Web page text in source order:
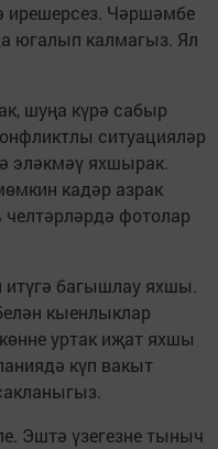
Чәршәмбе
югалып калмагыз. Ял
шуңа күрә сабыр
ситуацияләр
эләкмәү яхшырак.
кадәр азрак
фотолар
итүгә багышлау яхшы.
кыенлыклар
уртак иҗат яхшы
күп вакыт
Эштә үзегезне тыныч